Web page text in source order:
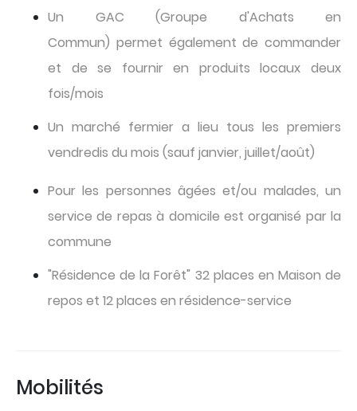
Un GAC (Groupe d'Achats en
Commun) permet également de commander
et de se fournir en produits locaux deux
fois/mois
Un marché fermier a lieu tous les premiers
vendredis du mois (sauf janvier, juillet/août)
Pour les personnes âgées et/ou malades, un
service de repas à domicile est organisé par la
commune
"Résidence de la Forêt" 32 places en Maison de
repos et 12 places en résidence-service
Mobilités